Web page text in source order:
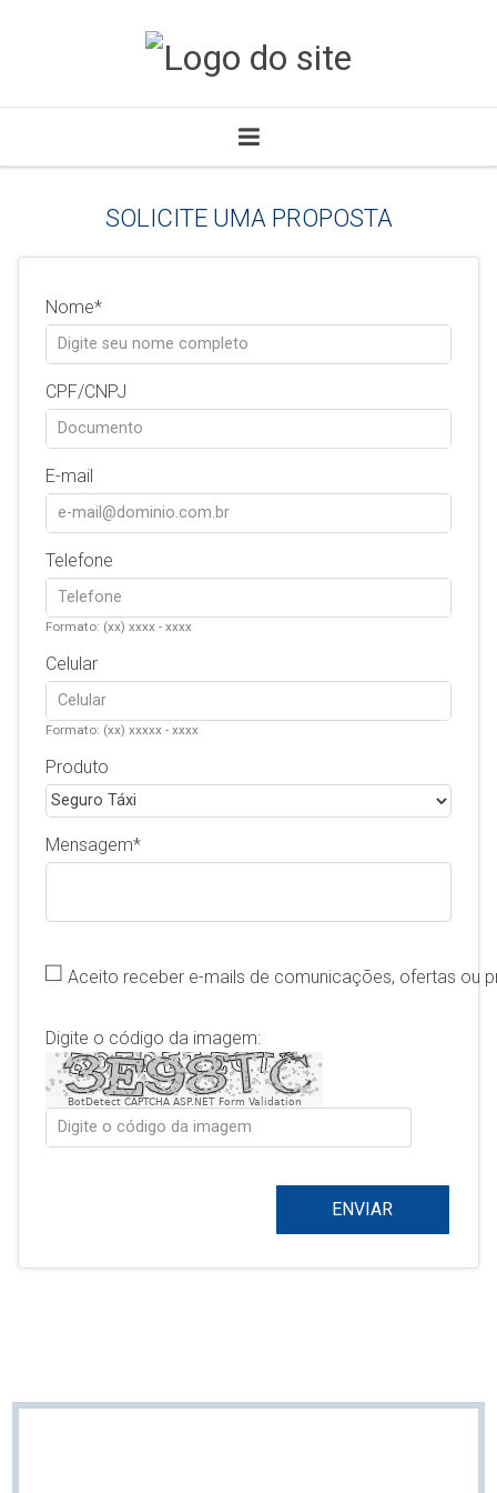
SOLICITE UMA PROPOSTA
Nome
CPF/CNPJ
E-mail
Telefone
Formato: (xx) xxxx - xxxx
Celular
Formato: (xx) xxxxx - xxxx
Produto
Mensagem
Aceito receber e-mails de comunicações, ofertas ou
Digite o código da imagem:
BotDetect CAPTCHA ASP.NET Form Validation
ENVIAR